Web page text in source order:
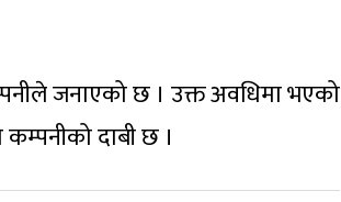
जनाएको छ । उक्त अवधिमा भएको
दाबी छ ।